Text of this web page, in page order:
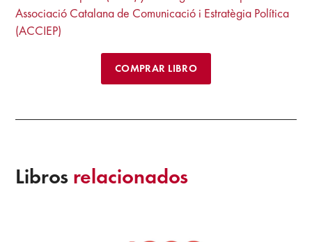
Associació Catalana de Comunicació i Estratègia Política
(ACCIEP)
COMPRAR LIBRO
Libros relacionados